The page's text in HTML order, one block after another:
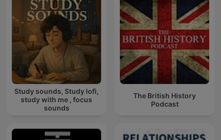
Study sounds, Study lofi,
study with me , focus
sounds
The British History
Podcast